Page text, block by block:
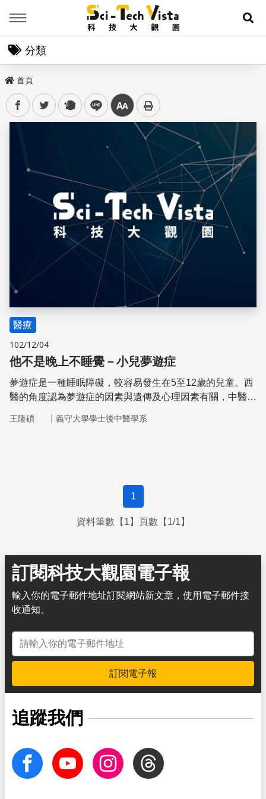
展
分類
首頁
facebooktwitter plurk line 中
儲存
醫療
102/12/04
他不是晚上不睡覺－小兒夢遊症
夢遊症是一種睡眠障礙，較容易發生在5至12歲的兒童。西
醫的角度認為夢遊症的因素與遺傳及心理因素有關，中醫則
後，一旦停藥，有些患者會出現夢遊症狀與頻率加劇的情
王隆碩 ｜ 義守大學學士後中醫學系
1
資料筆數【1】頁數【1/1】
訂閱科技大觀園電子報
輸入你的電子郵件地址訂閱網站新文章，使用電子郵件接
收通知。
電子郵件地址
訂閱電子報
追蹤我們
facebook Youtube InstagramThreads